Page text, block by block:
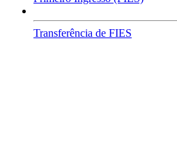
Transferência de FIES